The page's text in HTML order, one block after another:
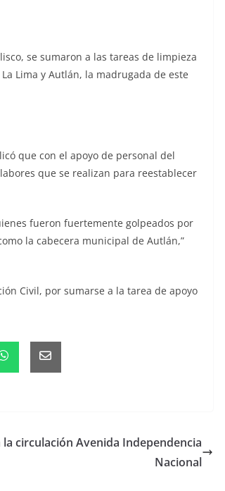
se sumaron a las tareas de limpieza
Lima y Autlán, la madrugada de este
que con el apoyo de personal del
que se realizan para reestablecer
fueron fuertemente golpeados por
la cabecera municipal de Autlán,”
Civil, por sumarse a la tarea de apoyo
la circulación Avenida Independencia
Nacional